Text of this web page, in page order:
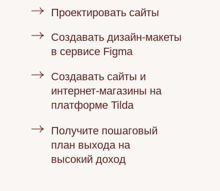
Проектировать сайты
Создавать дизайн-макеты
в сервисе Figma
Создавать сайты и
интернет-магазины на
платформе Tilda
Получите пошаговый
план выхода на
высокий доход